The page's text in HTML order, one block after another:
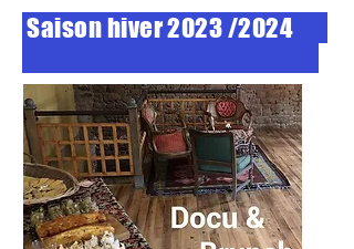
Saison hiver 2023 /2024